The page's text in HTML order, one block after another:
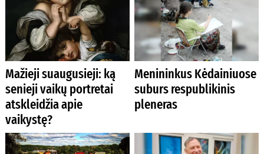
Mažieji suaugusieji: ką
senieji vaikų portretai
atskleidžia apie
vaikystę?
Menininkus Kėdainiuose
suburs respublikinis
pleneras